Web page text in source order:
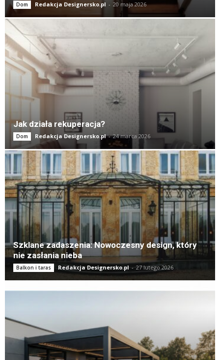
Dom Redakcja Designersko.pl - 20 maja 2026
Jak działa rekuperacja?
Dom Redakcja Designersko.pl - 24 marca 2026
Szklane zadaszenia: Nowoczesny design, który
nie zasłania nieba
Balkon i taras Redakcja Designersko.pl - 27 lutego 2026